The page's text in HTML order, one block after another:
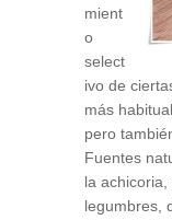
mient
o
select
ivo de
más
pero
Fuentes
la
legumbres,